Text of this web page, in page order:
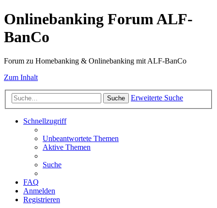
Onlinebanking Forum ALF-
BanCo
Forum zu Homebanking & Onlinebanking mit ALF-BanCo
Zum Inhalt
Suche Erweiterte Suche
Schnellzugriff
Unbeantwortete Themen
Aktive Themen
Suche
FAQ
Anmelden
Registrieren